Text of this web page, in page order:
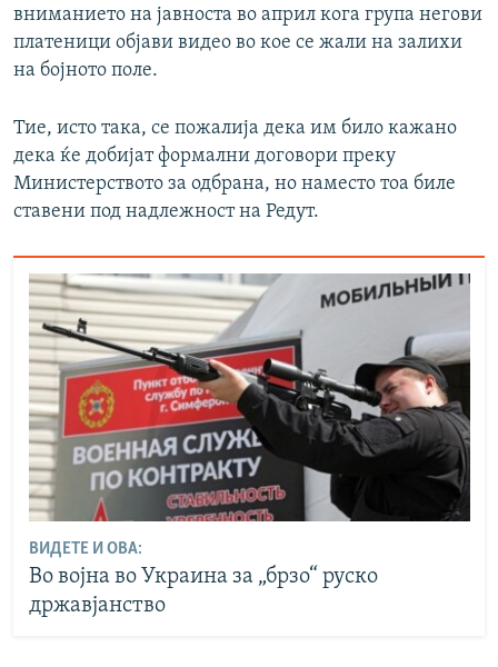
вниманието на јавноста во април кога група негови
платеници објави видео во кое се жали на залихи
на бојното поле.
Тие, исто така, се пожалија дека им било кажано
дека ќе добијат формални договори преку
Министерството за одбрана, но наместо тоа биле
ставени под надлежност на Редут.
ВИДЕТЕ И ОВА:
Во војна во Украина за „брзо“ руско
државјанство